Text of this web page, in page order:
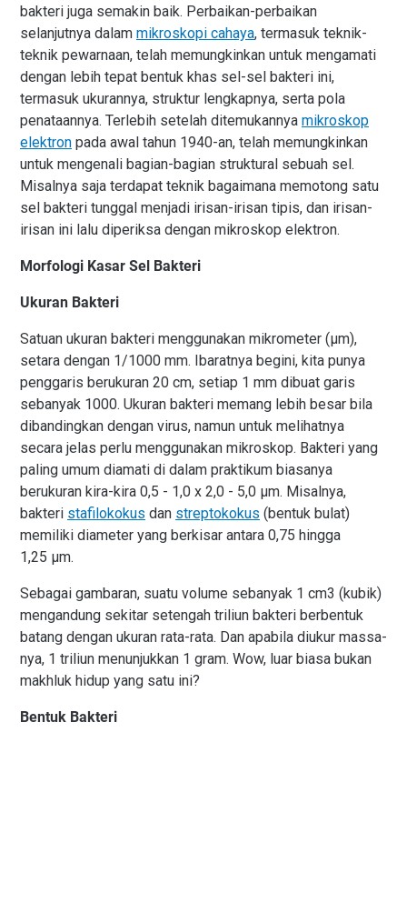
bakteri juga semakin baik. Perbaikan-perbaikan
selanjutnya dalam mikroskopi cahaya, termasuk teknik-
teknik pewarnaan, telah memungkinkan untuk mengamati
dengan lebih tepat bentuk khas sel-sel bakteri ini,
termasuk ukurannya, struktur lengkapnya, serta pola
penataannya. Terlebih setelah ditemukannya mikroskop
elektron pada awal tahun 1940-an, telah memungkinkan
untuk mengenali bagian-bagian struktural sebuah sel.
Misalnya saja terdapat teknik bagaimana memotong satu
sel bakteri tunggal menjadi irisan-irisan tipis, dan irisan-
irisan ini lalu diperiksa dengan mikroskop elektron.
Morfologi Kasar Sel Bakteri
Ukuran Bakteri
Satuan ukuran bakteri menggunakan mikrometer (μm),
setara dengan 1/1000 mm. Ibaratnya begini, kita punya
penggaris berukuran 20 cm, setiap 1 mm dibuat garis
sebanyak 1000. Ukuran bakteri memang lebih besar bila
dibandingkan dengan virus, namun untuk melihatnya
secara jelas perlu menggunakan mikroskop. Bakteri yang
paling umum diamati di dalam praktikum biasanya
berukuran kira-kira 0,5 - 1,0 x 2,0 - 5,0 μm. Misalnya,
bakteri stafilokokus dan streptokokus (bentuk bulat)
memiliki diameter yang berkisar antara 0,75 hingga
1,25 μm.
Sebagai gambaran, suatu volume sebanyak 1 cm3 (kubik)
mengandung sekitar setengah triliun bakteri berbentuk
batang dengan ukuran rata-rata. Dan apabila diukur massa-
nya, 1 triliun menunjukkan 1 gram. Wow, luar biasa bukan
makhluk hidup yang satu ini?
Bentuk Bakteri